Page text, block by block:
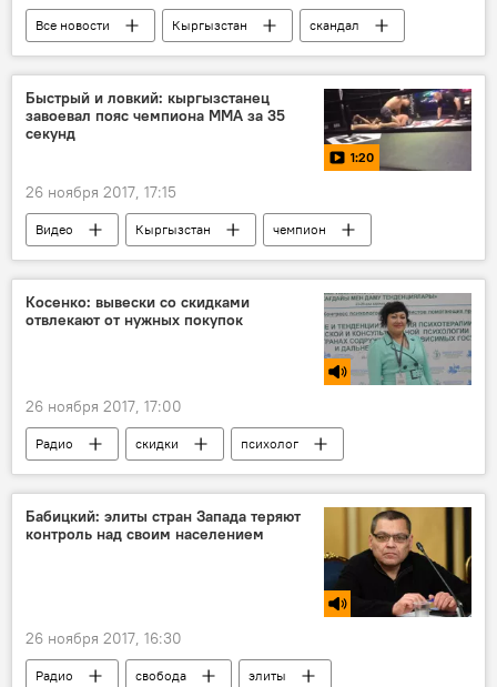
Все новости Кыргызстан
скандал
Центральная Азия
Быстрый и ловкий: кыргызстанец
завоевал пояс чемпиона ММА за 35
секунд
1:20
26 ноября 2017, 17:15
Видео Кыргызстан
чемпион
Спорт
Косенко: вывески со скидками
отвлекают от нужных покупок
26 ноября 2017, 17:00
Радио скидки
психолог
покупки
Новый год
Бабицкий: элиты стран Запада теряют
контроль над своим населением
26 ноября 2017, 16:30
Радио свобода
элиты